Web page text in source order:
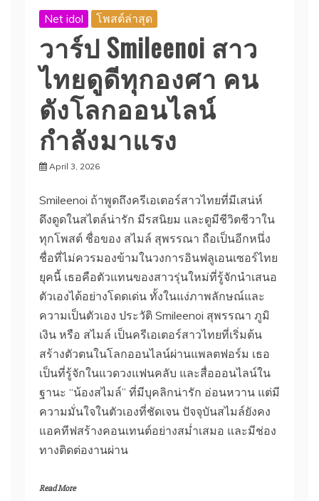
Net idol โพสต์ล่าสุด
วาร์ป Smileenoi สาว
ไทยดูดีทุกองศา คน
ดังโลกออนไลน์
กำลังมาแรง
April 3, 2026
Smileenoi ถ้าพูดถึงครีเอเตอร์สาวไทยที่มีเสน่ห์
ดึงดูดในสไตล์น่ารัก มีรสนิยม และดูมีชีวิตชีวาใน
ทุกโพสต์ ชื่อของ สไมล์ สุพรรณา ถือเป็นอีกหนึ่ง
ชื่อที่ไม่ควรมองข้ามในวงการอินฟลูเอนเซอร์ไทย
ยุคนี้ เธอคือตัวแทนของสาวรุ่นใหม่ที่รู้จักนำเสนอ
ตัวเองได้อย่างโดดเด่น ทั้งในแง่ภาพลักษณ์และ
ความเป็นตัวเอง ประวัติ Smileenoi สุพรรณา ภูมิ
เงิน หรือ สไมล์ เป็นครีเอเตอร์สาวไทยที่เริ่มต้น
สร้างตัวตนในโลกออนไลน์ผ่านแพลตฟอร์ม เธอ
เป็นที่รู้จักในแวดวงแฟนคลับ และสื่อออนไลน์ใน
ฐานะ “น้องสไมล์” ที่มีบุคลิกน่ารัก อ่อนหวาน แต่มี
ความมั่นใจในตัวเองที่ชัดเจน ปัจจุบันสไมล์ยังคง
แอคทีฟสร้างคอนเทนต์อย่างสม่ำเสมอ และมีช่อง
ทางติดต่องานผ่าน
Read More